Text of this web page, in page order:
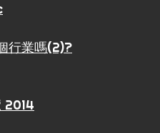
行業嗎(2)?
2014